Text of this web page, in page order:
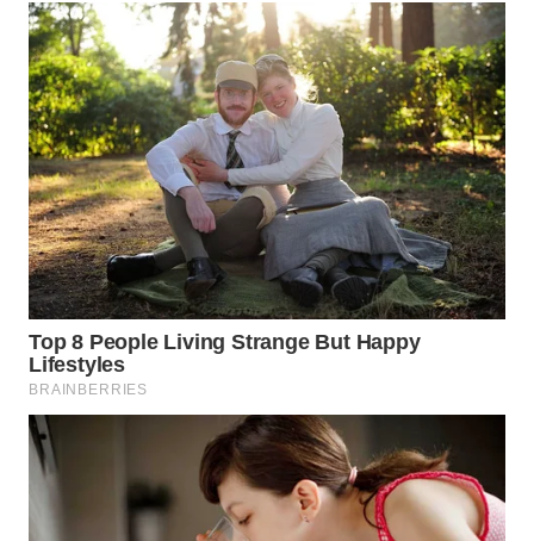
WN
PRIANGAN
TIMUR
WN
SEMARANG
WN
SOLO
WN
BOROBUDUR
MADURA